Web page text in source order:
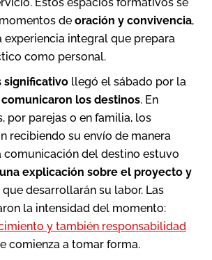
de oración y convivencia,
experiencia integral que prepara
como personal.
significativo llegó el sábado por la
los destinos. En
por parejas o en familia, los
recibiendo su envío de manera
comunicación del destino estuvo
explicación sobre el proyecto y
que desarrollarán su labor. Las
la intensidad del momento:
y también responsabilidad
comienza a tomar forma.